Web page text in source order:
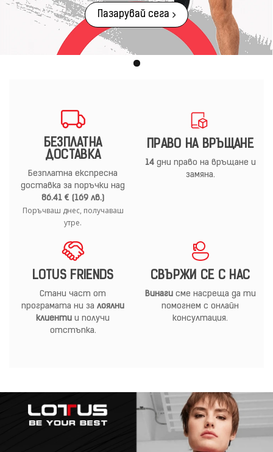
Пазарувай сега
БЕЗПЛАТНА
ДОСТАВКА
Безплатна експресна
доставка за поръчки над
86.41 € (169 лв.)
Поръчваш днес, получаваш
утре.
ПРАВО НА ВРЪЩАНЕ
14дни право на връщане и
замяна.
LOTUS FRIENDS
Стани част от
програмата ни за лоялни
клиенти и получи
отстъпка.
СВЪРЖИ СЕ С НАС
Винагисме насреща да ти
помогнем с онлайн
консултация.